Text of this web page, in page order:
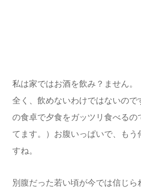
私は家ではお酒を飲み？ません。
全く、飲めないわけではないので
の食卓で夕食をガッツリ食べるの
てます。）お腹いっぱいで、もう
すね。
別腹だった若い頃が今では信じら